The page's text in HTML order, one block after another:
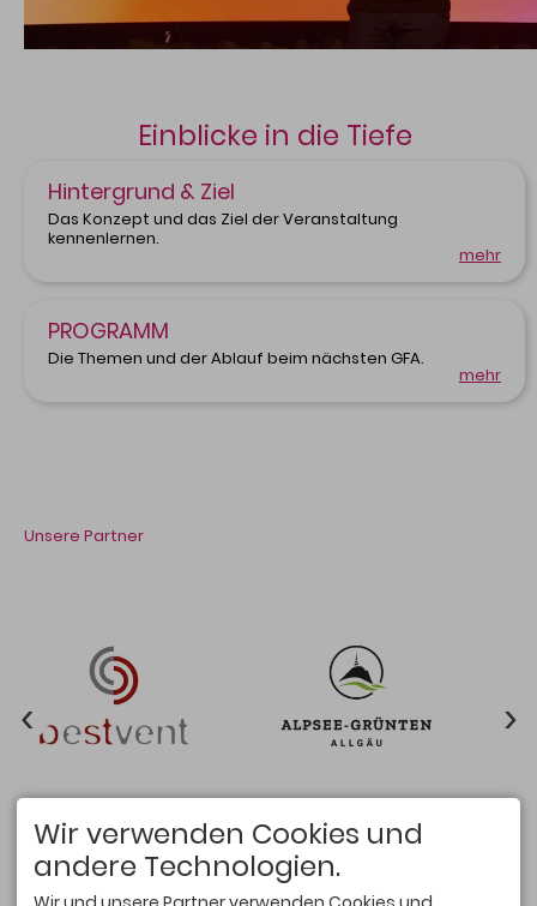
Einblicke in die Tiefe
Hintergrund & Ziel
Das Konzept und das Ziel der Veranstaltung
kennenlernen.
mehr
PROGRAMM
Die Themen und der Ablauf beim nächsten GFA.
mehr
Unsere Partner
Wir verwenden Cookies und
andere Technologien.